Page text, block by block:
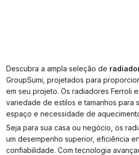
Descubra a ampla seleção de
GroupSumi, projetados para
em seu projeto. Os radiadores Ferroli
variedade de estilos e tamanhos para
espaço e necessidade de
Seja para sua casa ou negócio, os
um desempenho superior, eficiência
confiabilidade. Com tecnologia